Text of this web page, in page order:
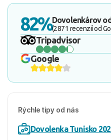
82%Dovolenkárov
(2871 recenzií od
Tripadvisor
Google
Rýchle tipy od nás
Dovolenka Tunisko